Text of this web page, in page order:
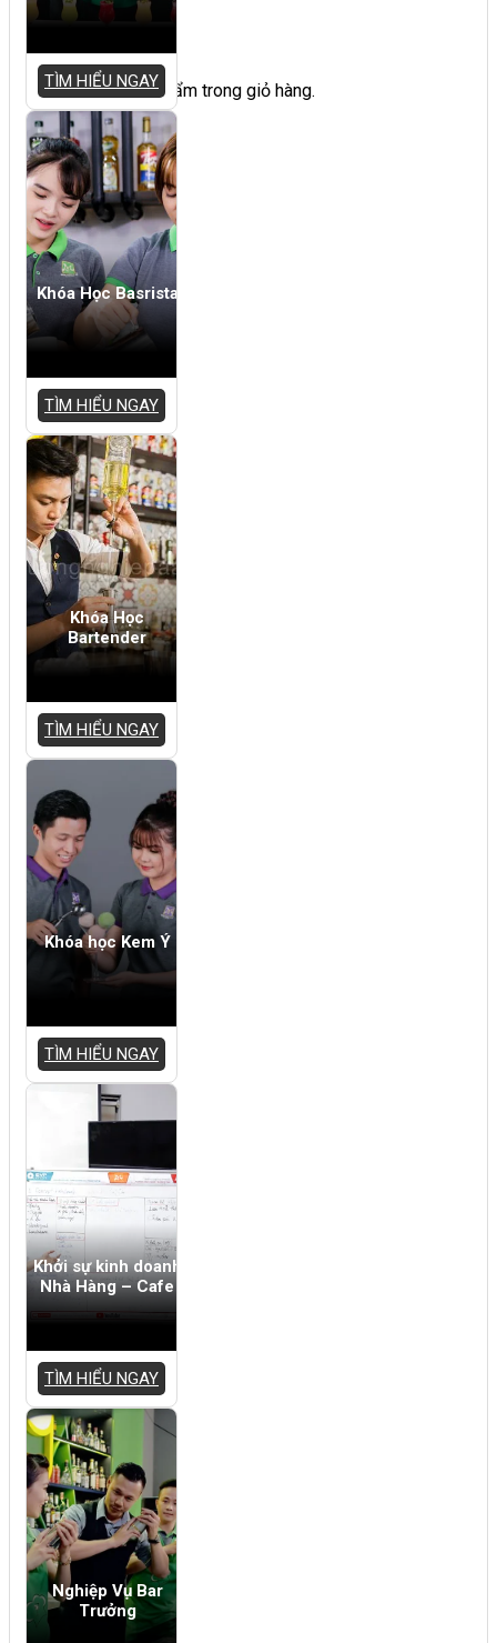
Giỏ hàng
Chưa có sản phẩm trong giỏ hàng.
TÌM HIỂU NGAY
Khóa Học Basrista
TÌM HIỂU NGAY
Khóa Học
Bartender
TÌM HIỂU NGAY
Khóa học Kem Ý
TÌM HIỂU NGAY
Khởi sự kinh doanh
Nhà Hàng – Cafe
TÌM HIỂU NGAY
Nghiệp Vụ Bar
Trưởng